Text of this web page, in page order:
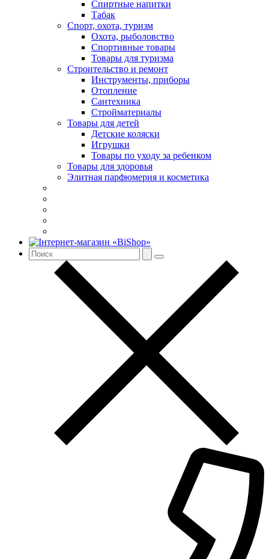
Спиртные напитки
Табак
Спорт, охота, туризм
Охота, рыболовство
Спортивные товары
Товары для туризма
Строительство и ремонт
Инструменты, приборы
Отопление
Сантехника
Стройматериалы
Товары для детей
Детские коляски
Игрушки
Товары по уходу за ребенком
Товары для здоровья
Элитная парфюмерия и косметика